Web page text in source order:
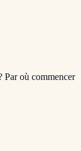
où commencer